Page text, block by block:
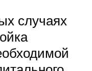
случаях